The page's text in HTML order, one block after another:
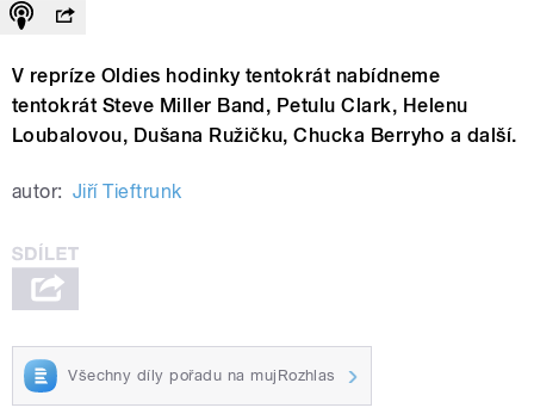
V repríze Oldies hodinky tentokrát nabídneme
tentokrát Steve Miller Band, Petulu Clark, Helenu
Loubalovou, Dušana Ružičku, Chucka Berryho a další.
autor: Jiří Tieftrunk
Všechny díly pořadu na mujRozhlas